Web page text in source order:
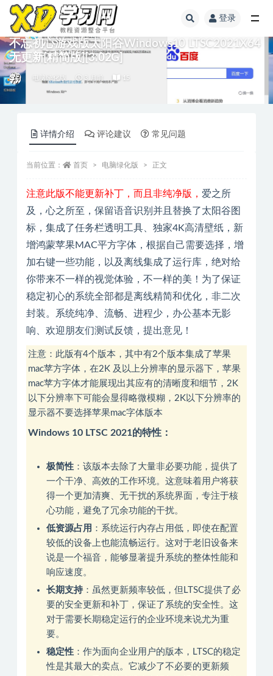
登录
不忘初心游戏版太阳谷Windows10 LTSC2021X64
无更新[精简版][3.02G]
电脑绿化版 3 月前 15
详情介绍 评论建议 常见问题
当前位置： 首页 电脑绿化版 正文
注意此版不能更新补丁，而且非纯净版， 爱之所
及，心之所至，保留语音识别并且替换了太阳谷图
标，集成了任务栏透明工具、独家4K高清壁纸，新
增鸿蒙苹果MAC平方字体，根据自己需要选择，增
加右键一些功能，以及离线集成了运行库，绝对给
你带来不一样的视觉体验，不一样的美！为了保证
稳定初心的系统全部都是离线精简和优化，非二次
封装。系统纯净、流畅、进程少，办公基本无影
响、欢迎朋友们测试反馈，提出意见！
注意：此版有4个版本，其中有2个版本集成了苹果
mac苹方字体，在2K 及以上分辨率的显示器下，苹果
mac苹方字体才能展现出其应有的清晰度和细节，2K
以下分辨率下可能会显得略微模糊，2K以下分辨率的
显示器不要选择苹果mac字体版本
Windows 10 LTSC 2021的特性：
极简性 ‌：该版本去除了大量非必要功能，提供了
一个干净、高效的工作环境。这意味着用户将获
得一个更加清爽、无干扰的系统界面，专注于核
心功能，避免了冗余功能的干扰‌。
低资源占用 ‌：系统运行内存占用低，即使在配置
较低的设备上也能流畅运行。这对于老旧设备来
说是一个福音，能够显著提升系统的整体性能和
响应速度‌。
长期支持‌：虽然更新频率较低，但LTSC提供了必
要的安全更新和补丁，保证了系统的安全性。这
对于需要长期稳定运行的企业环境来说尤为重
要‌。
稳定性 ‌：作为面向企业用户的版本，LTSC的稳定
性是其最大的卖点。它减少了不必要的更新频